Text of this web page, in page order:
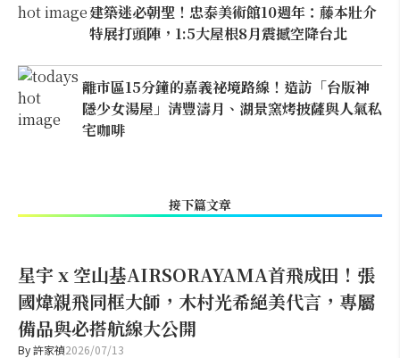
建築迷必朝聖！忠泰美術館10週年：藤本壯介
特展打頭陣，1:5大屋根8月震撼空降台北
離市區15分鐘的嘉義祕境路線！造訪「台版神
隱少女湯屋」清豐濤月、湖景窯烤披薩與人氣私
宅咖啡
接下篇文章
星宇 x 空山基AIRSORAYAMA首飛成田！張
國煒親飛同框大師，木村光希絕美代言，專屬
備品與必搭航線大公開
By許家禎2026/07/13